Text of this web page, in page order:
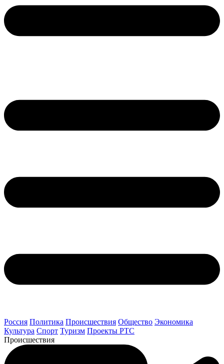
Россия Политика Происшествия Общество Экономика
Культура Спорт Туризм Проекты РТС
Происшествия